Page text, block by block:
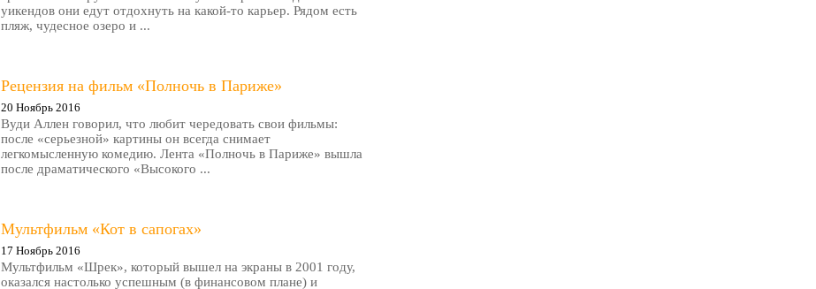
уикендов они едут отдохнуть на какой-то карьер. Рядом есть
пляж, чудесное озеро и ...
Рецензия на фильм «Полночь в Париже»
20 Ноябрь 2016
Вуди Аллен говорил, что любит чередовать свои фильмы:
после «серьезной» картины он всегда снимает
легкомысленную комедию. Лента «Полночь в Париже» вышла
после драматического «Высокого ...
Мультфильм «Кот в сапогах»
17 Ноябрь 2016
Мультфильм «Шрек», который вышел на экраны в 2001 году,
оказался настолько успешным (в финансовом плане) и